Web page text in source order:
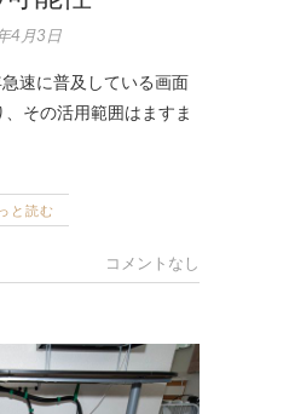
4月3日
速に普及している画面
その活用範囲はますま
と読む
コメントなし